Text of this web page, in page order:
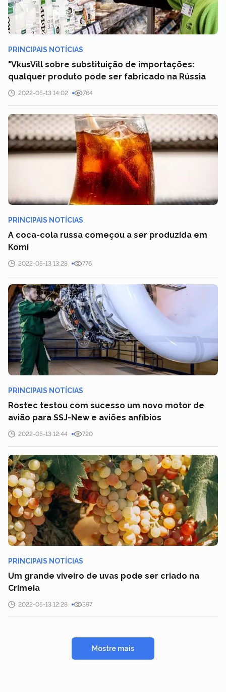
PRINCIPAIS NOTÍCIAS
"VkusVill sobre substituição de importações:
qualquer produto pode ser fabricado na Rússia
2022-05-13 14:02 764
PRINCIPAIS NOTÍCIAS
A coca-cola russa começou a ser produzida em
Komi
2022-05-13 13:28 776
PRINCIPAIS NOTÍCIAS
Rostec testou com sucesso um novo motor de
avião para SSJ-New e aviões anfíbios
2022-05-13 12:44 720
PRINCIPAIS NOTÍCIAS
Um grande viveiro de uvas pode ser criado na
Crimeia
2022-05-13 12:28 397
Mostre mais